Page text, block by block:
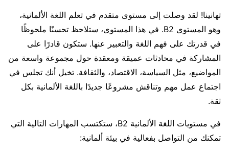
تهانينا! لقد وصلت إلى مستوى متقدم في تعلم اللغة الألمانية،
وهو المستوى B2. في هذا المستوى، ستلاحظ تحسنًا ملحوظًا
في قدرتك على فهم اللغة والتعبير عنها. ستكون قادرًا على
المشاركة في محادثات عميقة ومعقدة حول مجموعة واسعة من
المواضيع، مثل السياسة، الاقتصاد، والثقافة. تخيل أنك تجلس في
اجتماع عمل مهم وتناقش مشروعًا جديدًا باللغة الألمانية بكل
ثقة.
في مستويات اللغة الألمانية B2، ستكتسب المهارات التالية التي
تمكنك من التواصل بفعالية في بيئة ألمانية: